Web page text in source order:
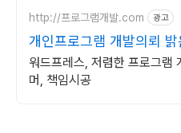
http://프로그램개발.com 광고
개인프로그램 개발의뢰 밝
워드프레스, 저렴한 프로그램
머, 책임시공